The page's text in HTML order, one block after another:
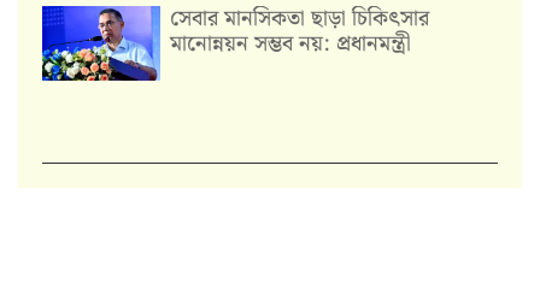
সেবার মানসিকতা ছাড়া চিকিৎসার
মানোন্নয়ন সম্ভব নয়: প্রধানমন্ত্রী